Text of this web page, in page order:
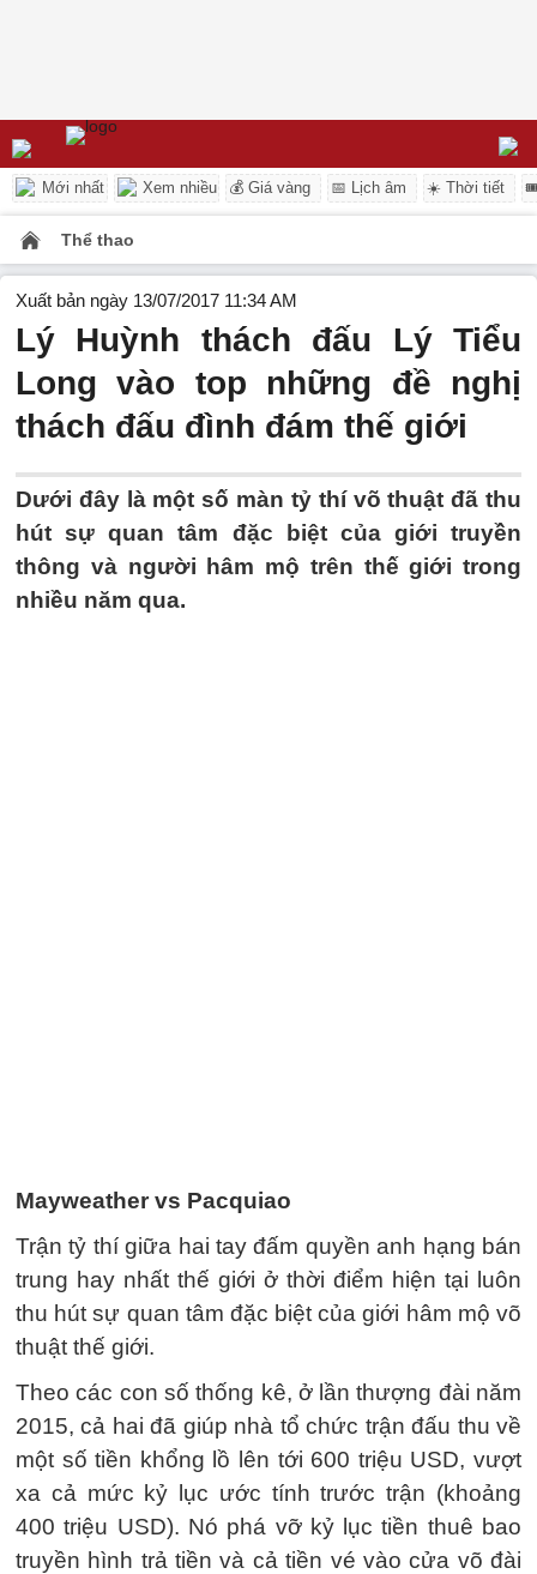
Mới nhất Xem nhiều 💰 Giá vàng 📅 Lịch âm ☀️ Thời tiết
Thể thao
Xuất bản ngày 13/07/2017 11:34 AM
Lý Huỳnh thách đấu Lý Tiểu
Long vào top những đề nghị
thách đấu đình đám thế giới
Dưới đây là một số màn tỷ thí võ thuật đã thu
hút sự quan tâm đặc biệt của giới truyền
thông và người hâm mộ trên thế giới trong
nhiều năm qua.
Mayweather vs Pacquiao
Trận tỷ thí giữa hai tay đấm quyền anh hạng bán
trung hay nhất thế giới ở thời điểm hiện tại luôn
thu hút sự quan tâm đặc biệt của giới hâm mộ võ
thuật thế giới.
Theo các con số thống kê, ở lần thượng đài năm
2015, cả hai đã giúp nhà tổ chức trận đấu thu về
một số tiền khổng lồ lên tới 600 triệu USD, vượt
xa cả mức kỷ lục ước tính trước trận (khoảng
400 triệu USD). Nó phá vỡ kỷ lục tiền thuê bao
truyền hình trả tiền và cả tiền vé vào cửa võ đài